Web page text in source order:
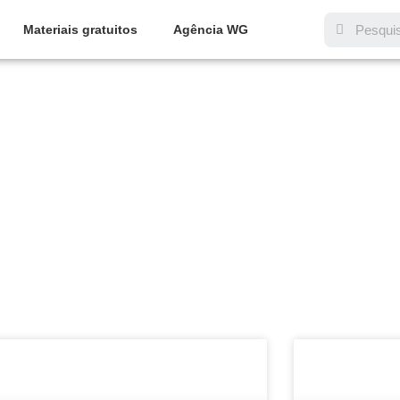
Materiais gratuitos Agência WG